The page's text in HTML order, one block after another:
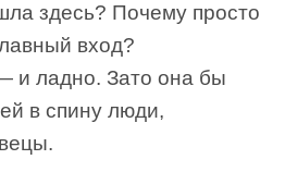
здесь? Почему просто
вход?
и ладно. Зато она бы
в спину люди,